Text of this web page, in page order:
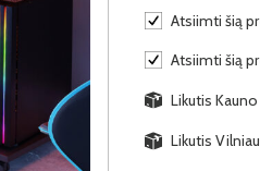
Atsiimti šią
Atsiimti šią
Likutis Kauno
Likutis